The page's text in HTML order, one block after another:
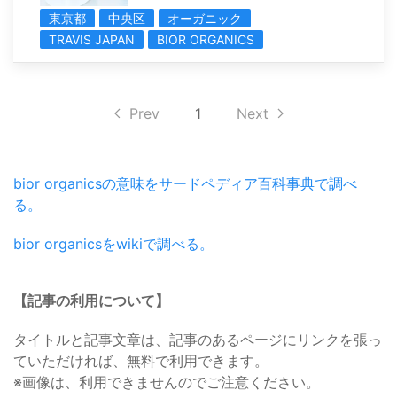
東京都
中央区
オーガニック
TRAVIS JAPAN
BIOR ORGANICS
Prev 1 Next
bior organicsの意味をサードペディア百科事典で調べ
る。
bior organicsをwikiで調べる。
【記事の利用について】
タイトルと記事文章は、記事のあるページにリンクを張っ
ていただければ、無料で利用できます。
※画像は、利用できませんのでご注意ください。